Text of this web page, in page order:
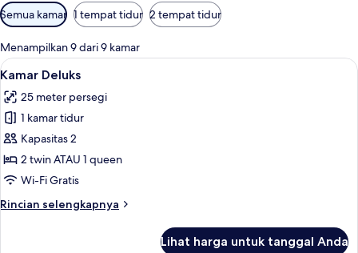
Filter
tersedia
untuk
kamar
Semua kamar 1 tempat tidur 2 tempat tidur
Menampilkan 9 dari 9 kamar
Lihat
semua
foto
untuk
Kamar
Deluks
Kamar Deluks | Selimut bulu angsa,
12
Kamar Deluks
25 meter persegi
1 kamar tidur
Kapasitas 2
2 twin ATAU 1 queen
Wi-Fi Gratis
Rincian selengkapnya
Rincian
Lihat harga untuk tanggal Anda